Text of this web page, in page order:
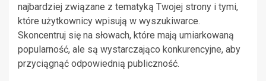
najbardziej związane z tematyką Twojej strony i tymi,
które użytkownicy wpisują w wyszukiwarce.
Skoncentruj się na słowach, które mają umiarkowaną
popularność, ale są wystarczająco konkurencyjne, aby
przyciągnąć odpowiednią publiczność.